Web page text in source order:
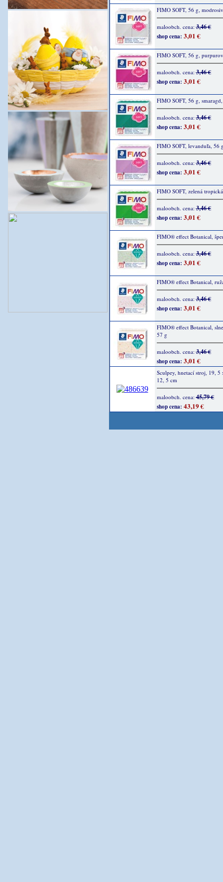
FIMO SOFT, 56 g,
maloobch. cena:3,46 €
shop cena: 3,01 €
FIMO SOFT, 56 g,
maloobch. cena:3,46 €
shop cena: 3,01 €
FIMO SOFT, 56 g,
maloobch. cena:3,46 €
shop cena: 3,01 €
FIMO SOFT, levanduľa, 56
maloobch. cena:3,46 €
shop cena: 3,01 €
FIMO SOFT, zelená
maloobch. cena:3,46 €
shop cena: 3,01 €
FIMO® effect Botanical,
maloobch. cena:3,46 €
shop cena: 3,01 €
FIMO® effect Botanical,
maloobch. cena:3,46 €
shop cena: 3,01 €
FIMO® effect Botanical,
57 g
maloobch. cena:3,46 €
shop cena: 3,01 €
Sculpey, hnetací stroj, 19, 5
12, 5 cm
maloobch. cena:45,79 €
shop cena: 43,19 €